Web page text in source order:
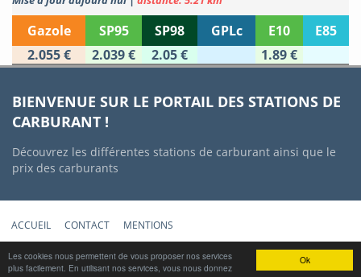
Ok
Les cookies nous permettent de vous proposer nos services
plus facilement. En utilisant nos services, vous nous donnez
Gazole SP95 SP98 GPLc E10
E85
2.055 €
2.039 € 2.05 € 1.89 €
BIENVENUE SUR LE PORTAIL DES STATIONS DE
CARBURANT !
Découvrez les différentes stations de carburant ainsi que le
prix des carburants
ACCUEIL CONTACT
MENTIONS
Copyright © 2012-2022 Stations-Carburant.com / v5.0.0 (29/06/2022)
Prix des carburants mis à jour quotidiennement à partir des données